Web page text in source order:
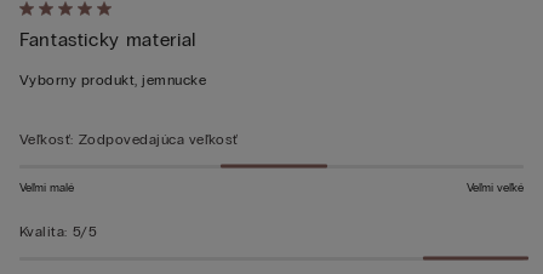
Hodnotenie:
5
z 5
Fantasticky material
Vyborny produkt, jemnucke
Veľkosť: Zodpovedajúca veľkosť
Veľmi malé Veľmi veľké
Kvalita: 5/5